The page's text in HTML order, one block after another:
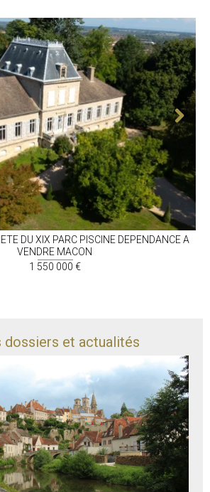
DU XIX PARC PISCINE DEPENDANCE A
VENDRE MACON
1 550 000 €
dossiers et actualités